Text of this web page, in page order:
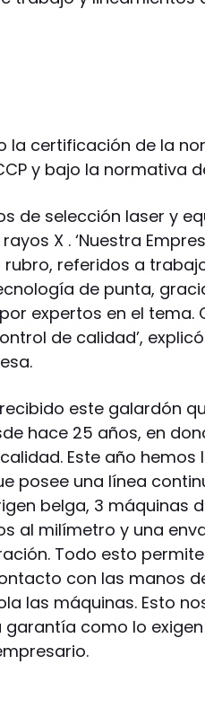
la certificación de la
y bajo la normativa
de selección laser y
X . ‘Nuestra
referidos a
de punta,
expertos en el tema.
de calidad’,
este galardón
hace 25 años, en
Este año hemos
posee una línea
belga, 3 máquinas
al milímetro y una
Todo esto
con las manos
las máquinas. Esto
como lo